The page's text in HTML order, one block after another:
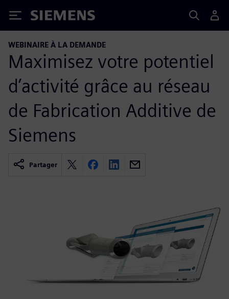
Siemens
WEBINAIRE À LA DEMANDE
Maximisez votre potentiel
d’activité grâce au réseau
de Fabrication Additive de
Siemens
Partager